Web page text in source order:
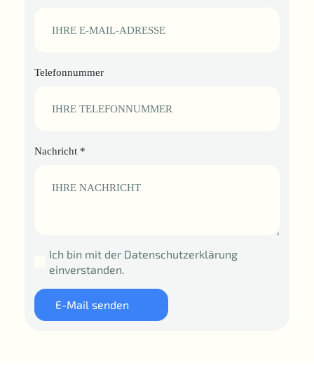
Telefonnummer
Nachricht *
Datenschutz
Ich bin mit der Datenschutzerklärung
einverstanden.
E-Mail senden